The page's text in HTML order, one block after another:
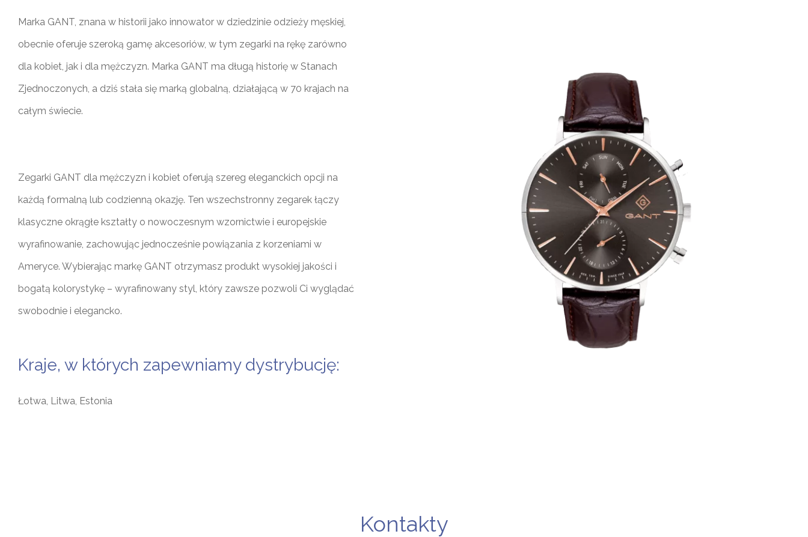
Marka GANT, znana w historii jako innowator w dziedzinie odzieży męskiej,
obecnie oferuje szeroką gamę akcesoriów, w tym zegarki na rękę zarówno
dla kobiet, jak i dla mężczyzn. Marka GANT ma długą historię w Stanach
Zjednoczonych, a dziś stała się marką globalną, działającą w 70 krajach na
całym świecie.
Zegarki GANT dla mężczyzn i kobiet oferują szereg eleganckich opcji na
każdą formalną lub codzienną okazję. Ten wszechstronny zegarek łączy
klasyczne okrągłe kształty o nowoczesnym wzornictwie i europejskie
wyrafinowanie, zachowując jednocześnie powiązania z korzeniami w
Ameryce. Wybierając markę GANT otrzymasz produkt wysokiej jakości i
bogatą kolorystykę – wyrafinowany styl, który zawsze pozwoli Ci wyglądać
swobodnie i elegancko.
Kraje, w których zapewniamy dystrybucję:
Łotwa, Litwa, Estonia
Kontakty